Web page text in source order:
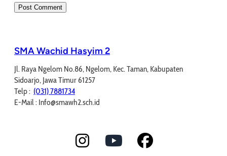
SMA Wachid Hasyim 2
Jl. Raya Ngelom No.86, Ngelom, Kec. Taman, Kabupaten
Sidoarjo, Jawa Timur 61257
Telp : (031) 7881734
E-Mail : Info@smawh2.sch.id